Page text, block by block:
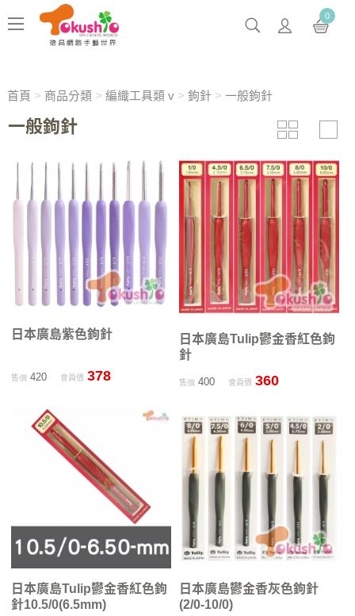
0
首頁 > 商品分類> 編織工具類 v> 鉤針> 一般鉤針
一般鉤針
日本廣島紫色鉤針
售價420 會員價 378
日本廣島Tulip鬱金香紅色鉤
針
售價 400 會員價 360
日本廣島Tulip鬱金香紅色鉤
針10.5/0(6.5mm)
日本廣島鬱金香灰色鉤針
(2/0-10/0)